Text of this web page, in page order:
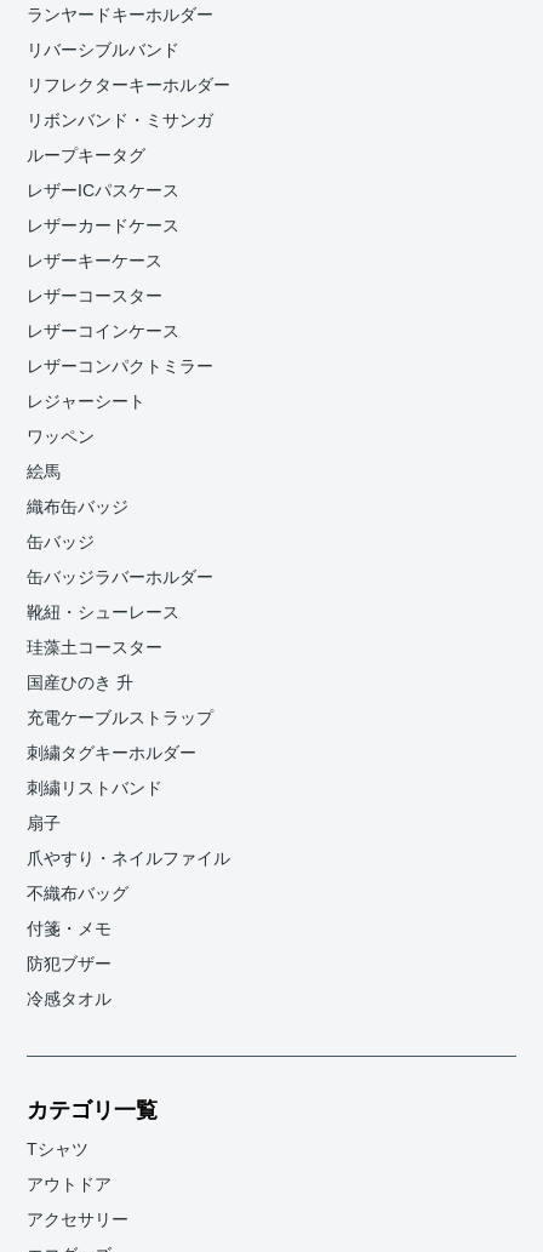
ランヤードキーホルダー
リバーシブルバンド
リフレクターキーホルダー
リボンバンド・ミサンガ
ループキータグ
レザーICパスケース
レザーカードケース
レザーキーケース
レザーコースター
レザーコインケース
レザーコンパクトミラー
レジャーシート
ワッペン
絵馬
織布缶バッジ
缶バッジ
缶バッジラバーホルダー
靴紐・シューレース
珪藻土コースター
国産ひのき 升
充電ケーブルストラップ
刺繍タグキーホルダー
刺繍リストバンド
扇子
爪やすり・ネイルファイル
不織布バッグ
付箋・メモ
防犯ブザー
冷感タオル
カテゴリ一覧
Tシャツ
アウトドア
アクセサリー